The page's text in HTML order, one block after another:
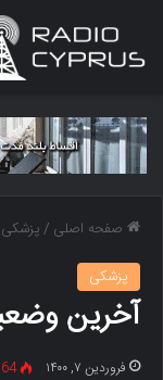
صفحه اصلی /پزشکی
پزشکی
آخرین
فروردین ۷, ۱۴۰۰